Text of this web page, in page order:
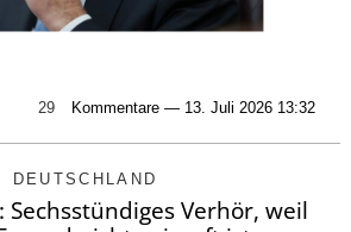
29 Kommentare — 13. Juli 2026 13:32
DEUTSCHLAND
Sechsstündiges Verhör, weil